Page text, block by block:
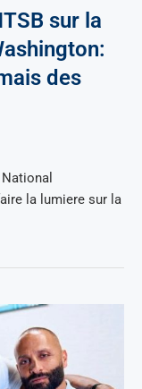
sur la
des
la lumiere sur la